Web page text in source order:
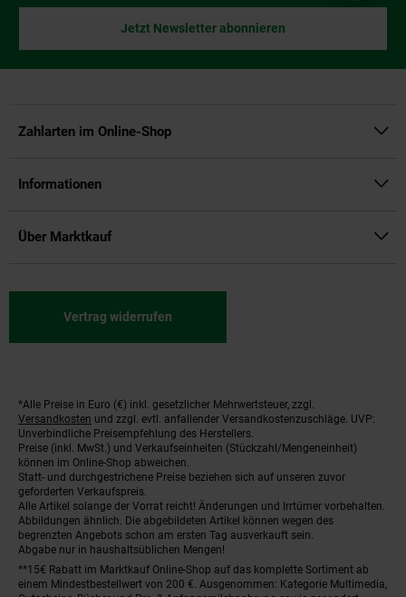
Jetzt Newsletter abonnieren
Zahlarten im Online-Shop
Informationen
Über Marktkauf
Vertrag widerrufen
Fußnoten
*Alle Preise in Euro (€) inkl. gesetzlicher Mehrwertsteuer, zzgl.
Versandkosten und zzgl. evtl. anfallender Versandkostenzuschläge. UVP:
Unverbindliche Preisempfehlung des Herstellers.
Preise (inkl. MwSt.) und Verkaufseinheiten (Stückzahl/Mengeneinheit)
können im Online-Shop abweichen.
Statt- und durchgestrichene Preise beziehen sich auf unseren zuvor
geforderten Verkaufspreis.
Alle Artikel solange der Vorrat reicht! Änderungen und Irrtümer vorbehalten.
Abbildungen ähnlich. Die abgebildeten Artikel können wegen des
begrenzten Angebots schon am ersten Tag ausverkauft sein.
Abgabe nur in haushaltsüblichen Mengen!
**15€ Rabatt im Marktkauf Online-Shop auf das komplette Sortiment ab
einem Mindestbestellwert von 200 €. Ausgenommen: Kategorie Multimedia,